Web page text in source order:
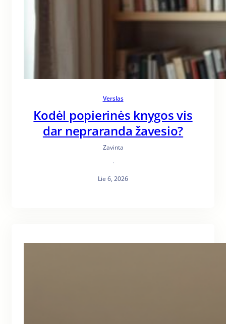
Verslas
Kodėl popierinės knygos vis
dar nepraranda žavesio?
Zavinta
·
Lie 6, 2026